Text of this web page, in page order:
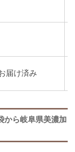
届け済み
から岐阜県美濃加